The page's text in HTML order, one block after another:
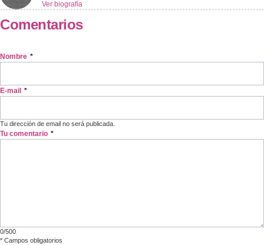
Ver biografía
Comentarios
Nombre *
E-mail *
Tu dirección de email no será publicada.
Tu comentario *
0/500
* Campos obligatorios